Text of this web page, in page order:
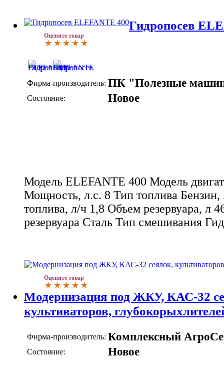
Оцените товар
Гидропосев
Фирма-производитель: ПК "Полезные
Состояние: Новое
Модель ELEFANTE 400 Модель
Мощность, л.с. 8 Тип топлива
топлива, л/ч 1,8 Объем резервуара, л
резервуара Сталь Тип смешивания
Оцените товар
Модернизация под ЖКУ, КАС-32
культиваторов,
Фирма-производитель: Комплексный
Состояние: Новое